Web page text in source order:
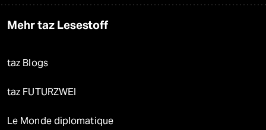
Mehr taz Lesestoff
taz Blogs
taz FUTURZWEI
Le Monde diplomatique